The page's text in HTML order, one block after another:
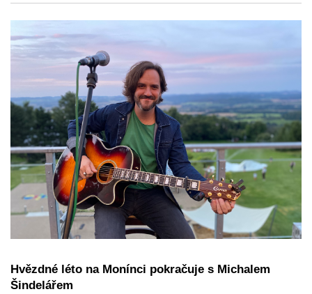
Hvězdné léto na Monínci pokračuje s Michalem
Šindelářem